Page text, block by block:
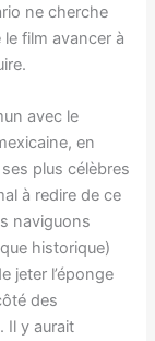
ne cherche
film avancer à
avec le
en
plus célèbres
à redire de ce
naviguons
historique)
jeter l’éponge
des
Il y aurait